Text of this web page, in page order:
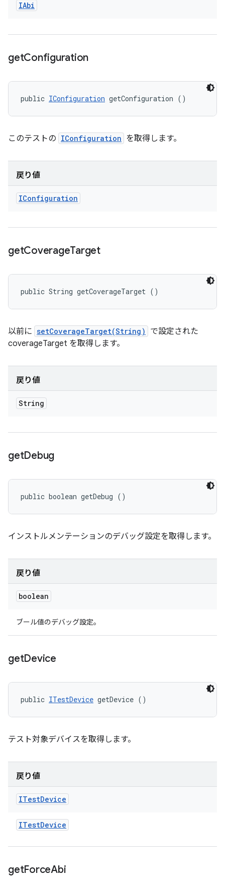
IAbi
getConfiguration
public IConfiguration getConfiguration ()
このテストの IConfiguration を取得します。
戻り値
IConfiguration
getCoverageTarget
public String getCoverageTarget ()
以前に setCoverageTarget(String)
で設定された
coverageTarget を取得します。
戻り値
String
getDebug
public boolean getDebug ()
インストルメンテーションのデバッグ設定を取得します。
戻り値
boolean
ブール値のデバッグ設定。
getDevice
public ITestDevice getDevice ()
テスト対象デバイスを取得します。
戻り値
ITestDevice
ITestDevice
getForceAbi